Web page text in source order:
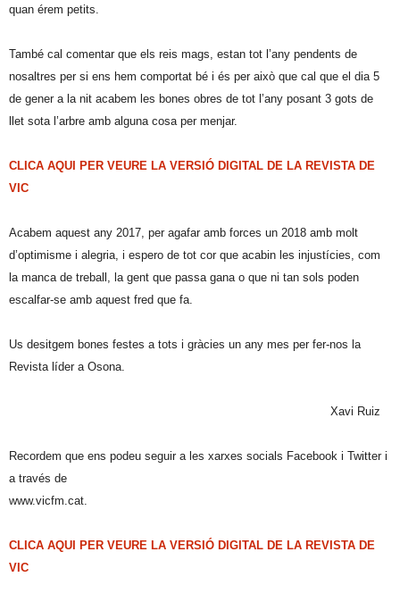
quan érem petits.
També cal comentar que els reis mags, estan tot l’any pendents de
nosaltres per si ens hem comportat bé i és per això que cal que el dia 5
de gener a la nit acabem les bones obres de tot l’any posant 3 gots de
llet sota l’arbre amb alguna cosa per menjar.
CLICA AQUI PER VEURE LA VERSIÓ DIGITAL DE LA REVISTA DE
VIC
Acabem aquest any 2017, per agafar amb forces un 2018 amb molt
d’optimisme i alegria, i espero de tot cor que acabin les injustícies, com
la manca de treball, la gent que passa gana o que ni tan sols poden
escalfar-se amb aquest fred que fa.
Us desitgem bones festes a tots i gràcies un any mes per fer-nos la
Revista líder a Osona.
Xavi Ruiz
Recordem que ens podeu seguir a les xarxes socials Facebook i Twitter i
a través de
www.vicfm.cat.
CLICA AQUI PER VEURE LA VERSIÓ DIGITAL DE LA REVISTA DE
VIC